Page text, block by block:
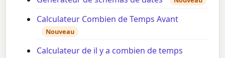
Calculateur Combien de Temps Avant
Nouveau
Calculateur de il y a combien de temps